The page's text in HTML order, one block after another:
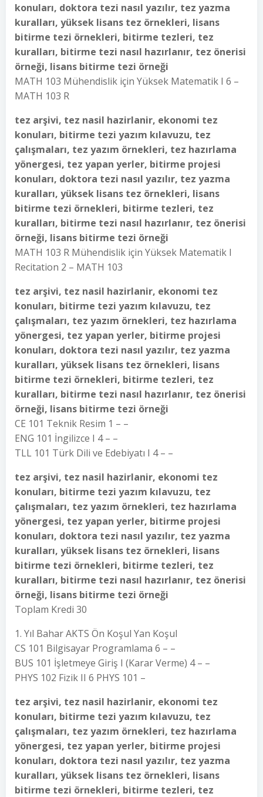
konuları, doktora tezi nasıl yazılır, tez yazma
kuralları, yüksek lisans tez örnekleri, lisans
bitirme tezi örnekleri, bitirme tezleri, tez
kuralları, bitirme tezi nasıl hazırlanır, tez önerisi
örneği, lisans bitirme tezi örneği
MATH 103 Mühendislik için Yüksek Matematik I 6 –
MATH 103 R
tez arşivi, tez nasil hazirlanir, ekonomi tez
konuları, bitirme tezi yazım kılavuzu, tez
çalışmaları, tez yazım örnekleri, tez hazırlama
yönergesi, tez yapan yerler, bitirme projesi
konuları, doktora tezi nasıl yazılır, tez yazma
kuralları, yüksek lisans tez örnekleri, lisans
bitirme tezi örnekleri, bitirme tezleri, tez
kuralları, bitirme tezi nasıl hazırlanır, tez önerisi
örneği, lisans bitirme tezi örneği
MATH 103 R Mühendislik için Yüksek Matematik I
Recitation 2 – MATH 103
tez arşivi, tez nasil hazirlanir, ekonomi tez
konuları, bitirme tezi yazım kılavuzu, tez
çalışmaları, tez yazım örnekleri, tez hazırlama
yönergesi, tez yapan yerler, bitirme projesi
konuları, doktora tezi nasıl yazılır, tez yazma
kuralları, yüksek lisans tez örnekleri, lisans
bitirme tezi örnekleri, bitirme tezleri, tez
kuralları, bitirme tezi nasıl hazırlanır, tez önerisi
örneği, lisans bitirme tezi örneği
CE 101 Teknik Resim 1 – –
ENG 101 İngilizce I 4 – –
TLL 101 Türk Dili ve Edebiyatı I 4 – –
tez arşivi, tez nasil hazirlanir, ekonomi tez
konuları, bitirme tezi yazım kılavuzu, tez
çalışmaları, tez yazım örnekleri, tez hazırlama
yönergesi, tez yapan yerler, bitirme projesi
konuları, doktora tezi nasıl yazılır, tez yazma
kuralları, yüksek lisans tez örnekleri, lisans
bitirme tezi örnekleri, bitirme tezleri, tez
kuralları, bitirme tezi nasıl hazırlanır, tez önerisi
örneği, lisans bitirme tezi örneği
Toplam Kredi 30
1. Yıl Bahar AKTS Ön Koşul Yan Koşul
CS 101 Bilgisayar Programlama 6 – –
BUS 101 İşletmeye Giriş I (Karar Verme) 4 – –
PHYS 102 Fizik II 6 PHYS 101 –
tez arşivi, tez nasil hazirlanir, ekonomi tez
konuları, bitirme tezi yazım kılavuzu, tez
çalışmaları, tez yazım örnekleri, tez hazırlama
yönergesi, tez yapan yerler, bitirme projesi
konuları, doktora tezi nasıl yazılır, tez yazma
kuralları, yüksek lisans tez örnekleri, lisans
bitirme tezi örnekleri, bitirme tezleri, tez